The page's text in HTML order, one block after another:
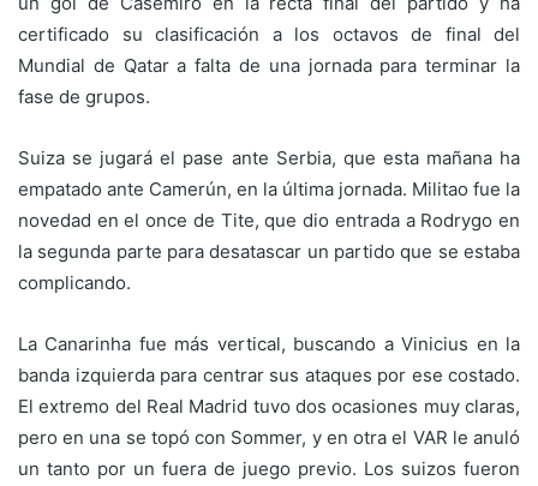
certificado su clasificación a los octavos de final del
Mundial de Qatar a falta de una jornada para terminar la
fase de grupos.
Suiza se jugará el pase ante Serbia, que esta mañana ha
empatado ante Camerún, en la última jornada. Militao fue la
novedad en el once de Tite, que dio entrada a Rodrygo en
la segunda parte para desatascar un partido que se estaba
complicando.
La Canarinha fue más vertical, buscando a Vinicius en la
banda izquierda para centrar sus ataques por ese costado.
El extremo del Real Madrid tuvo dos ocasiones muy claras,
pero en una se topó con Sommer, y en otra el VAR le anuló
un tanto por un fuera de juego previo. Los suizos fueron